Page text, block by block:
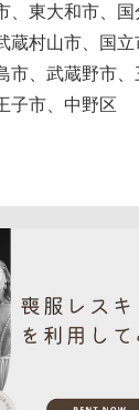
、東大和市、国
蔵村山市、国
市、武蔵野市
子市、中野区